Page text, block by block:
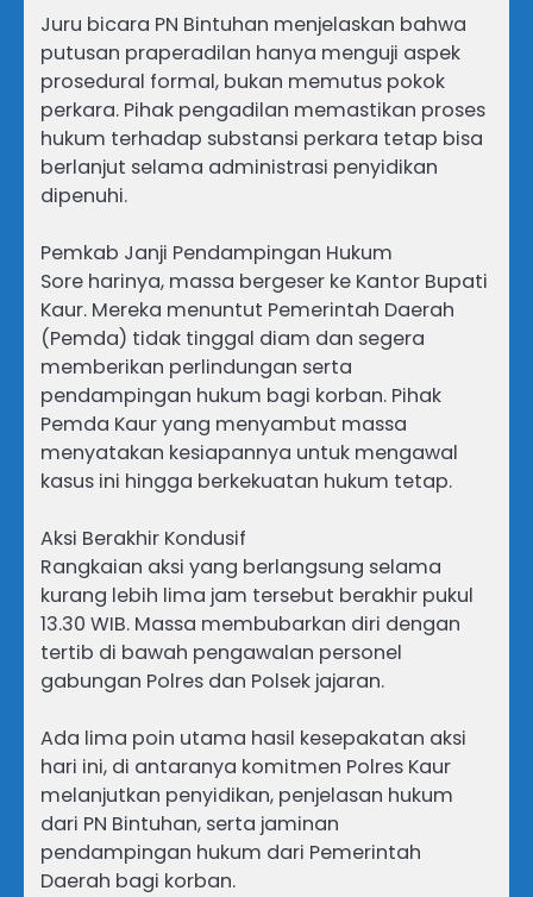
Juru bicara PN Bintuhan menjelaskan bahwa
putusan praperadilan hanya menguji aspek
prosedural formal, bukan memutus pokok
perkara. Pihak pengadilan memastikan proses
hukum terhadap substansi perkara tetap bisa
berlanjut selama administrasi penyidikan
dipenuhi.
Pemkab Janji Pendampingan Hukum
Sore harinya, massa bergeser ke Kantor Bupati
Kaur. Mereka menuntut Pemerintah Daerah
(Pemda) tidak tinggal diam dan segera
memberikan perlindungan serta
pendampingan hukum bagi korban. Pihak
Pemda Kaur yang menyambut massa
menyatakan kesiapannya untuk mengawal
kasus ini hingga berkekuatan hukum tetap.
Aksi Berakhir Kondusif
Rangkaian aksi yang berlangsung selama
kurang lebih lima jam tersebut berakhir pukul
13.30 WIB. Massa membubarkan diri dengan
tertib di bawah pengawalan personel
gabungan Polres dan Polsek jajaran.
Ada lima poin utama hasil kesepakatan aksi
hari ini, di antaranya komitmen Polres Kaur
melanjutkan penyidikan, penjelasan hukum
dari PN Bintuhan, serta jaminan
pendampingan hukum dari Pemerintah
Daerah bagi korban.